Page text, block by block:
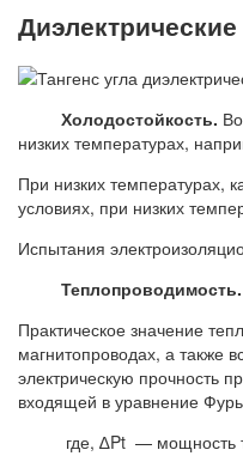
Холодостойкость.
низких температурах,
При низких температурах,
условиях, при низких
Испытания
Теплопроводимость.
Практическое значение
магнитопроводах, а также
электрическую прочность
входящей в уравнение
где, ∆Pt — мощность